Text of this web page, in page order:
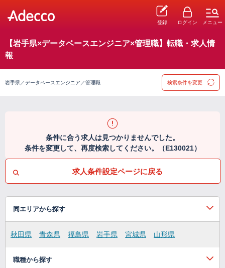
登録 ログイン メニュー
【岩手県×データベースエンジニア×管理職】転職・求人情
報
岩手県／データベースエンジニア／管理職 検索条件を変更
条件に合う求人は見つかりませんでした。
条件を変更して、再度検索してください。（E130021）
求人条件設定ページに戻る
同エリアから探す
秋田県 青森県 福島県 岩手県 宮城県 山形県
職種から探す